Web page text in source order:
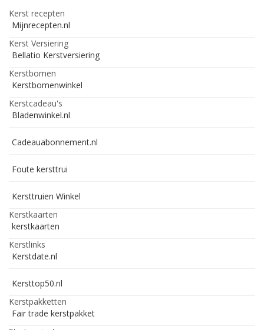
Kerst recepten
Mijnrecepten.nl
Kerst Versiering
Bellatio Kerstversiering
Kerstbomen
Kerstbomenwinkel
Kerstcadeau's
Bladenwinkel.nl
Cadeauabonnement.nl
Foute kersttrui
Kersttruien Winkel
Kerstkaarten
kerstkaarten
Kerstlinks
Kerstdate.nl
Kersttop50.nl
Kerstpakketten
Fair trade kerstpakket